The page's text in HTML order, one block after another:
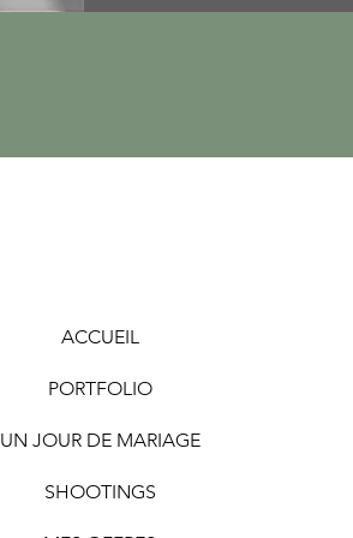
ACCUEIL
PORTFOLIO
UN JOUR DE MARIAGE
SHOOTINGS